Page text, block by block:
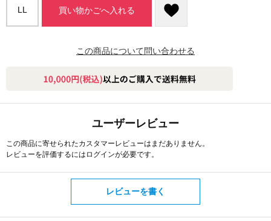
LL 買い物かごへ入れる
この商品について問い合わせる
ユーザーレビュー
この商品に寄せられたカスタマーレビューはまだありません。
レビューを評価するには ログインが必要です。
レビューを書く